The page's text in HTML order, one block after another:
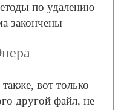
по удалению
закончены
вот только
другой файл, не